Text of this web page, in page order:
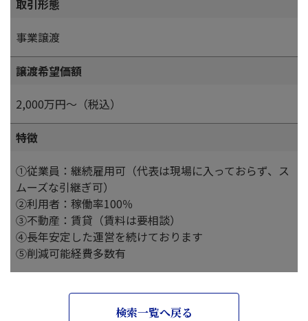
取引形態
事業譲渡
譲渡希望価額
2,000万円～（税込）
特徴
①従業員：継続雇用可（代表は現場に入っておらず、ス
ムーズな引継ぎ可）
②利用者：稼働率100％
③不動産：賃貸（賃料は要相談）
④長年安定した運営を続けております
⑤削減可能経費多数有
検索一覧へ戻る